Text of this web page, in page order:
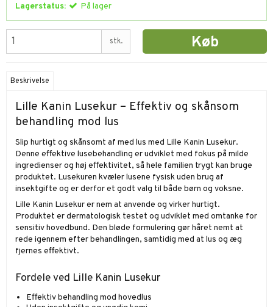
Lagerstatus: På lager
stk. Køb
Beskrivelse
Lille Kanin Lusekur – Effektiv og skånsom
behandling mod lus
Slip hurtigt og skånsomt af med lus med Lille Kanin Lusekur.
Denne effektive lusebehandling er udviklet med fokus på milde
ingredienser og høj effektivitet, så hele familien trygt kan bruge
produktet. Lusekuren kvæler lusene fysisk uden brug af
insektgifte og er derfor et godt valg til både børn og voksne.
Lille Kanin Lusekur er nem at anvende og virker hurtigt.
Produktet er dermatologisk testet og udviklet med omtanke for
sensitiv hovedbund. Den bløde formulering gør håret nemt at
rede igennem efter behandlingen, samtidig med at lus og æg
fjernes effektivt.
Fordele ved Lille Kanin Lusekur
Effektiv behandling mod hovedlus